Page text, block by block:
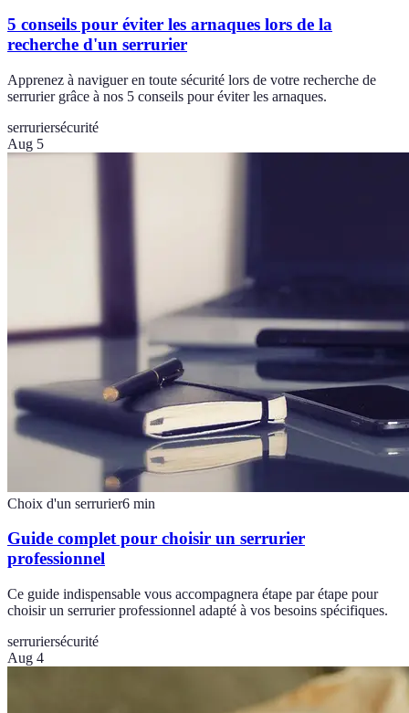
5 conseils pour éviter les arnaques lors de la
recherche d'un serrurier
Apprenez à naviguer en toute sécurité lors de votre recherche de
serrurier grâce à nos 5 conseils pour éviter les arnaques.
serruriersécurité
Aug 5
Choix d'un serrurier6 min
Guide complet pour choisir un serrurier
professionnel
Ce guide indispensable vous accompagnera étape par étape pour
choisir un serrurier professionnel adapté à vos besoins spécifiques.
serruriersécurité
Aug 4